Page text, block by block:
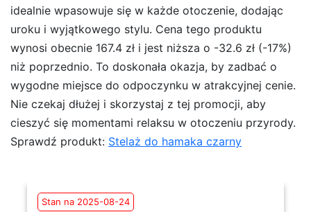
idealnie wpasowuje się w każde otoczenie, dodając
uroku i wyjątkowego stylu. Cena tego produktu
wynosi obecnie 167.4 zł i jest niższa o -32.6 zł (-17%)
niż poprzednio. To doskonała okazja, by zadbać o
wygodne miejsce do odpoczynku w atrakcyjnej cenie.
Nie czekaj dłużej i skorzystaj z tej promocji, aby
cieszyć się momentami relaksu w otoczeniu przyrody.
Sprawdź produkt: Stelaż do hamaka czarny
Stan na 2025-08-24